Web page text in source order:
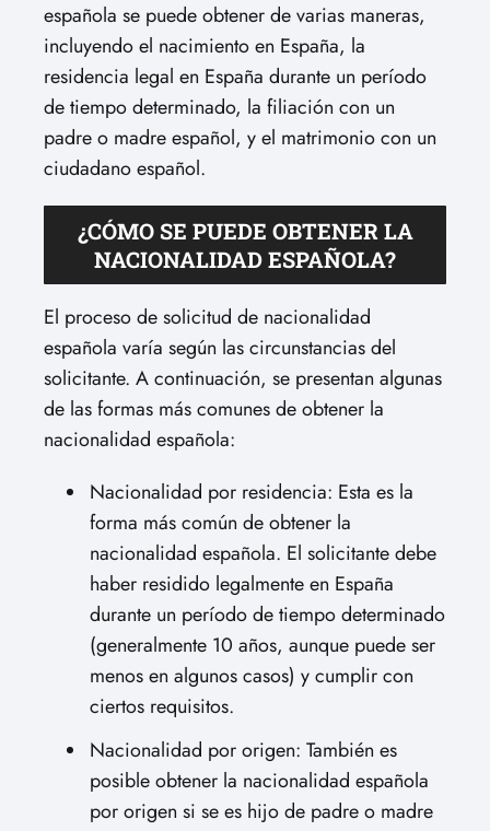
española se puede obtener de varias maneras,
incluyendo el nacimiento en España, la
residencia legal en España durante un período
de tiempo determinado, la filiación con un
padre o madre español, y el matrimonio con un
ciudadano español.
¿CÓMO SE PUEDE OBTENER LA
NACIONALIDAD ESPAÑOLA?
El proceso de solicitud de nacionalidad
española varía según las circunstancias del
solicitante. A continuación, se presentan algunas
de las formas más comunes de obtener la
nacionalidad española:
Nacionalidad por residencia: Esta es la
forma más común de obtener la
nacionalidad española. El solicitante debe
haber residido legalmente en España
durante un período de tiempo determinado
(generalmente 10 años, aunque puede ser
menos en algunos casos) y cumplir con
ciertos requisitos.
Nacionalidad por origen: También es
posible obtener la nacionalidad española
por origen si se es hijo de padre o madre